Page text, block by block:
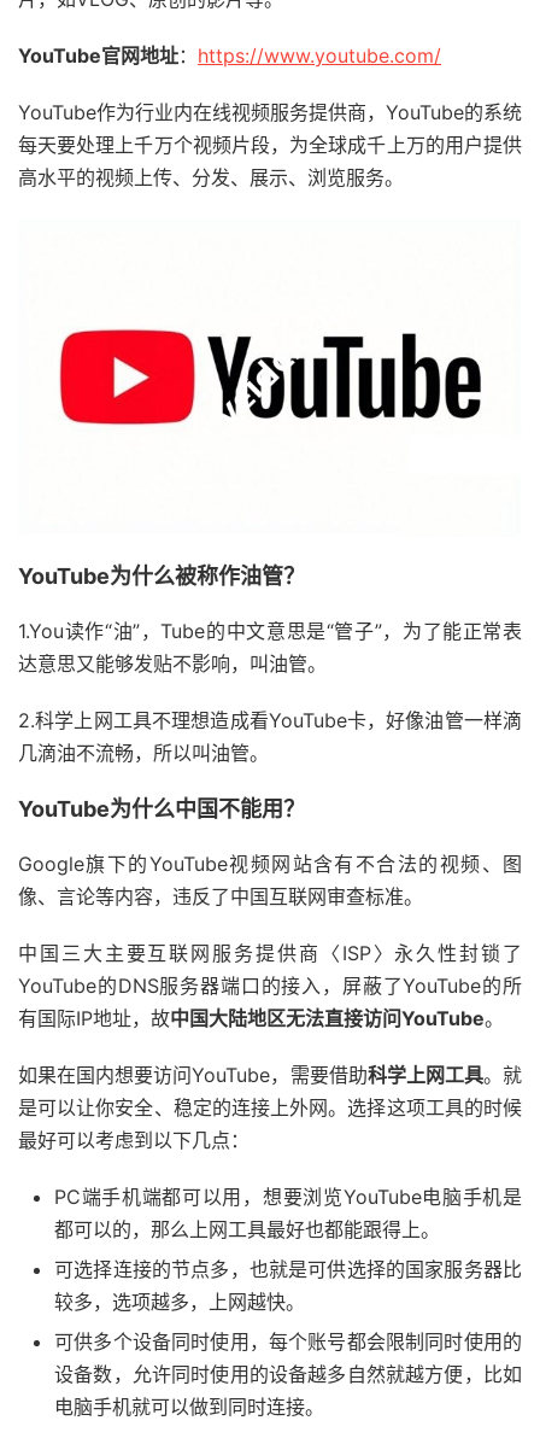
YouTube官网地址： https://www.youtube.com/
YouTube作为行业内在线视频服务提供商，YouTube的系统
每天要处理上千万个视频片段，为全球成千上万的用户提供
高水平的视频上传、分发、展示、浏览服务。
YouTube为什么被称作油管？
1.You读作“油”，Tube的中文意思是“管子”，为了能正常表
达意思又能够发贴不影响，叫油管。
2.科学上网工具不理想造成看YouTube卡，好像油管一样滴
几滴油不流畅，所以叫油管。
YouTube为什么中国不能用？
Google旗下的YouTube视频网站含有不合法的视频、图
像、言论等内容，违反了中国互联网审查标准。
中国三大主要互联网服务提供商〈ISP〉永久性封锁了
YouTube的DNS服务器端口的接入，屏蔽了YouTube的所
有国际IP地址，故中国大陆地区无法直接访问YouTube。
如果在国内想要访问YouTube，需要借助科学上网工具。就
是可以让你安全、稳定的连接上外网。选择这项工具的时候
最好可以考虑到以下几点：
PC端手机端都可以用，想要浏览YouTube电脑手机是
都可以的，那么上网工具最好也都能跟得上。
可选择连接的节点多，也就是可供选择的国家服务器比
较多，选项越多，上网越快。
可供多个设备同时使用，每个账号都会限制同时使用的
设备数，允许同时使用的设备越多自然就越方便，比如
电脑手机就可以做到同时连接。